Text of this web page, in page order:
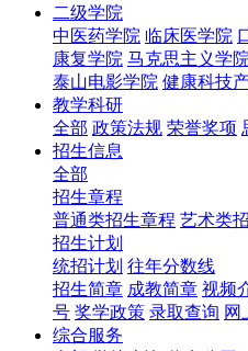
二级学院
中医药学院 临床医学院
康复学院 马克思主义学院
泰山电影学院 健康科技
教学科研
全部 政策法规 荣誉奖项
招生信息
全部
招生章程
普通类招生章程 艺术类
招生计划
统招计划 往年分数线
招生简章 成教简章 视频
号 奖学政策 录取查询 网
综合服务